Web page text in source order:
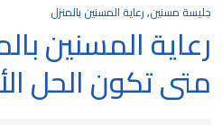
جليسة مسنين,رعاية المسنين بالمنزل
رعاية المسنين
متى تكون الحل